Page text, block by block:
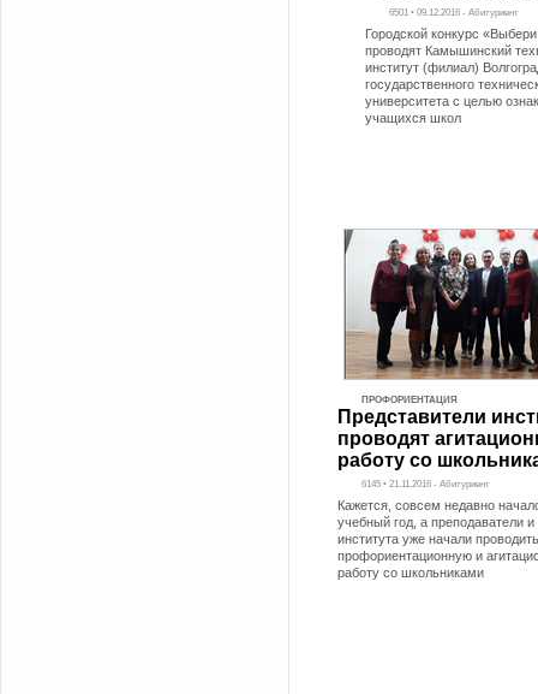
6501 • 09.12.2016 - Абитуриент
Городской конкурс
проводят Камышинский
институт (филиал)
государственного
университета с целью
учащихся школ
ПРОФОРИЕНТАЦИЯ
Представители
проводят
работу со
6145 • 21.11.2016 - Абитуриент
Кажется, совсем недавно
учебный год, а преподаватели и
института уже начали проводить
профориентационную и
работу со школьниками